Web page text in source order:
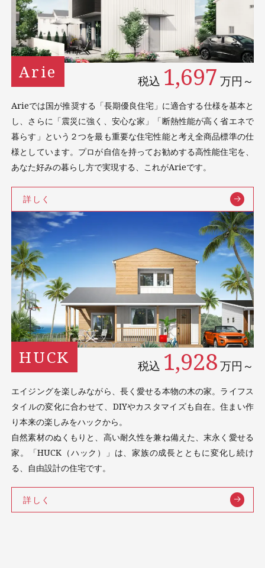
Arie 税込 1,697 万円～
Arieでは国が推奨する「⻑期優良住宅」に適合する仕様を基本と
し、さらに「震災に強く、安⼼な家」「断熱性能が⾼く省エネで
暮らす」という２つを最も重要な住宅性能と考え全商品標準の仕
様としています。プロが⾃信を持ってお勧めする⾼性能住宅を、
あなた好みの暮らし⽅で実現する、これがArieです。
詳しく
HUCK 税込 1,928万円～
エイジングを楽しみながら、長く愛せる本物の木の家。ライフス
タイルの変化に合わせて、DIYやカスタマイズも自在。住まい作
り本来の楽しみをハックから。
自然素材のぬくもりと、高い耐久性を兼ね備えた、末永く愛せる
家。「HUCK（ハック）」は、家族の成長とともに変化し続け
る、自由設計の住宅です。
詳しく